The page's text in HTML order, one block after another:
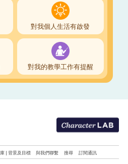
對我個人生活有啟發
對我的教學工作有提醒
| 背景及目標 與我們聯繫 搜尋 訂閱通訊